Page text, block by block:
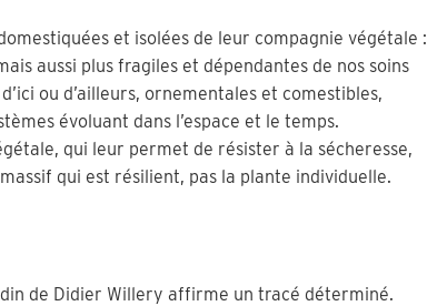
et isolées de leur compagnie végétale :
aussi plus fragiles et dépendantes de nos soins
ou d’ailleurs, ornementales et comestibles,
évoluant dans l’espace et le temps.
qui leur permet de résister à la sécheresse,
qui est résilient, pas la plante individuelle.
de Didier Willery affirme un tracé déterminé.